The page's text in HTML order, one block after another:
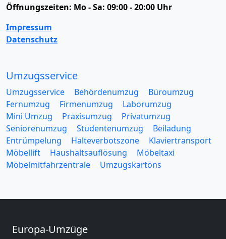
Öffnungszeiten: Mo - Sa: 09:00 - 20:00 Uhr
Impressum
Datenschutz
Umzugsservice
Umzugsservice Behördenumzug
Büroumzug
Fernumzug
Firmenumzug
Laborumzug
Mini Umzug
Praxisumzug
Privatumzug
Seniorenumzug
Studentenumzug
Beiladung
Entrümpelung
Halteverbotszone
Klaviertransport
Möbellift
Haushaltsauflösung
Möbeltaxi
Möbelmitfahrzentrale
Umzugskartons
Europa-Umzüge